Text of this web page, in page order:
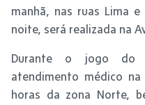
manhã, nas ruas Lima e
noite, será realizada na
Durante o jogo do
atendimento médico
horas da zona Norte,